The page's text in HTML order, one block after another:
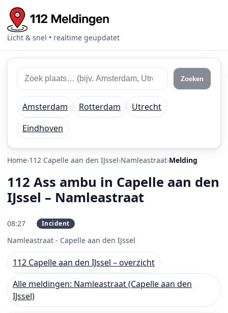
Licht & snel • realtime geüpdatet
Zoek 112 meldingen
Zoek plaats of regio Zoeken
Amsterdam Rotterdam
Utrecht
Eindhoven
Home 112 Capelle aan den IJssel Namleastraat Melding
112 Ass ambu in Capelle aan den
IJssel – Namleastraat
08:27 Incident
Namleastraat - Capelle aan den IJssel
112 Capelle aan den IJssel – overzicht
Alle meldingen: Namleastraat (Capelle aan den
IJssel)